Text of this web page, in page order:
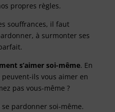
propres règles.
souffrances, il faut
à surmonter ses
s’aimer soi-même. En
ils vous aimer en
pas vous-même ?
se pardonner soi-même.